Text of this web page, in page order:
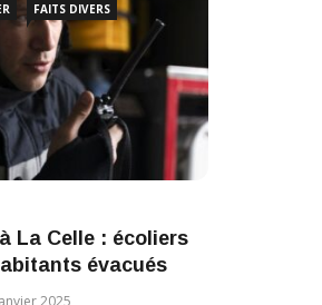
FAITS DIVERS
La Celle : écoliers
évacués
2025